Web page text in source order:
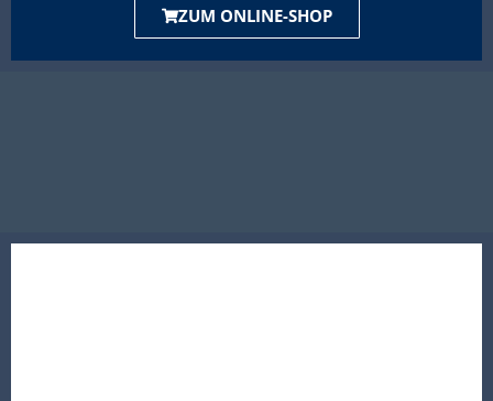
ZUM ONLINE-SHOP